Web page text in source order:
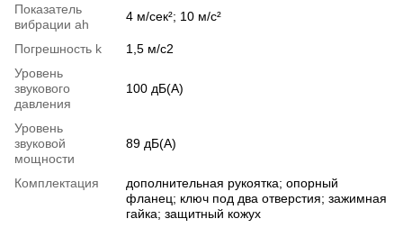
Показатель
вибрации ah
4 м/сек²; 10 м/с²
Погрешность k
1,5 м/с2
Уровень
звукового
давления
100 дБ(А)
Уровень
звуковой
мощности
89 дБ(А)
Комплектация
дополнительная рукоятка; опорный
фланец; ключ под два отверстия; зажимная
гайка; защитный кожух